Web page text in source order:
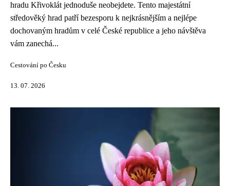
hradu Křivoklát jednoduše neobejdete. Tento majestátní
středověký hrad patří bezesporu k nejkrásnějším a nejlépe
dochovaným hradům v celé České republice a jeho návštěva
vám zanechá...
Cestování po Česku
13. 07. 2026